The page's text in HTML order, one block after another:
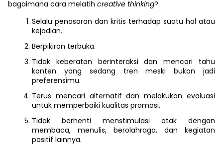
bagaimana cara melatih creative thinking?
Selalu penasaran dan kritis terhadap suatu hal atau
kejadian.
Berpikiran terbuka.
Tidak keberatan berinteraksi dan mencari tahu
konten yang sedang tren meski bukan jadi
preferensimu.
Terus mencari alternatif dan melakukan evaluasi
untuk memperbaiki kualitas promosi.
Tidak berhenti menstimulasi otak dengan
membaca, menulis, berolahraga, dan kegiatan
positif lainnya.